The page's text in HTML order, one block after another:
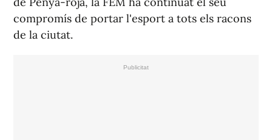
compromís de portar l'esport a tots els racons
de la ciutat.